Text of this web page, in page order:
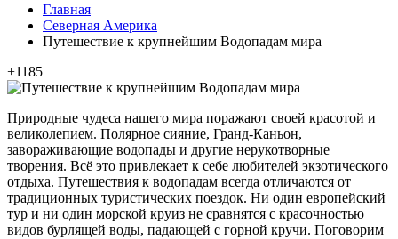
Главная
Северная Америка
Путешествие к крупнейшим Водопадам мира
+1185
Природные чудеса нашего мира поражают своей красотой и
великолепием. Полярное сияние, Гранд-Каньон,
завораживающие водопады и другие нерукотворные
творения. Всё это привлекает к себе любителей экзотического
отдыха. Путешествия к водопадам всегда отличаются от
традиционных туристических поездок. Ни один европейский
тур и ни один морской круиз не сравнятся с красочностью
видов бурлящей воды, падающей с горной кручи. Поговорим